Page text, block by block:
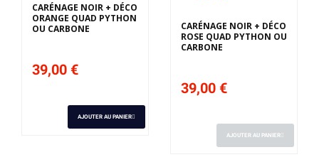
CARÉNAGE NOIR + DÉCO
ORANGE QUAD PYTHON
OU CARBONE
39,00 €
AJOUTER AU PANIER
CARÉNAGE NOIR + DÉCO
ROSE QUAD PYTHON OU
CARBONE
39,00 €
AJOUTER AU PANIER